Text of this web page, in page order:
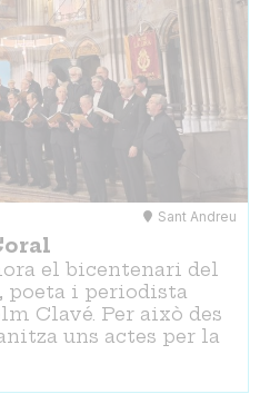
Sant Andreu
el bicentenari del
poeta i periodista
Clavé. Per això des
uns actes per la